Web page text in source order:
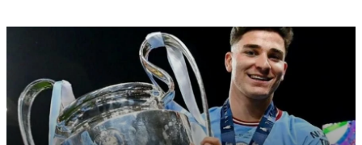
δώοσυν το παρών τους στην απογευματινή προπόνηση